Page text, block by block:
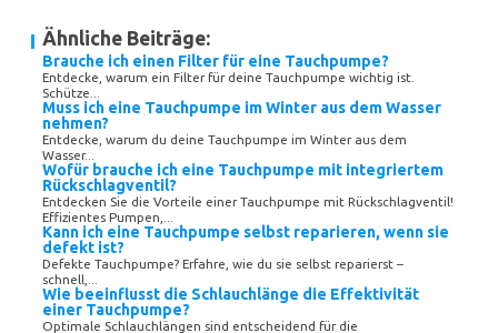
Ähnliche Beiträge:
Brauche ich einen Filter für eine Tauchpumpe?
Entdecke, warum ein Filter für deine Tauchpumpe wichtig ist.
Schütze...
Muss ich eine Tauchpumpe im Winter aus dem Wasser
nehmen?
Entdecke, warum du deine Tauchpumpe im Winter aus dem
Wasser...
Wofür brauche ich eine Tauchpumpe mit integriertem
Rückschlagventil?
Entdecken Sie die Vorteile einer Tauchpumpe mit Rückschlagventil!
Effizientes Pumpen,...
Kann ich eine Tauchpumpe selbst reparieren, wenn sie
defekt ist?
Defekte Tauchpumpe? Erfahre, wie du sie selbst reparierst –
schnell,...
Wie beeinflusst die Schlauchlänge die Effektivität
einer Tauchpumpe?
Optimale Schlauchlängen sind entscheidend für die